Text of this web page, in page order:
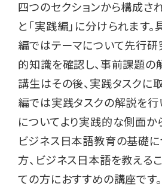
四つのセクションから構成され
と「実践編」に分けられます
編ではテーマについて先行研
的知識を確認し、事前課題の
講生はその後、実践タスクに
編では実践タスクの解説を行
についてより実践的な側面か
ビジネス日本語教育の基礎
方、ビジネス日本語を教える
ての方におすすめの講座です。